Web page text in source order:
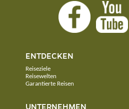
ENTDECKEN
Reiseziele
Reisewelten
Garantierte Reisen
UNTERNEHMEN